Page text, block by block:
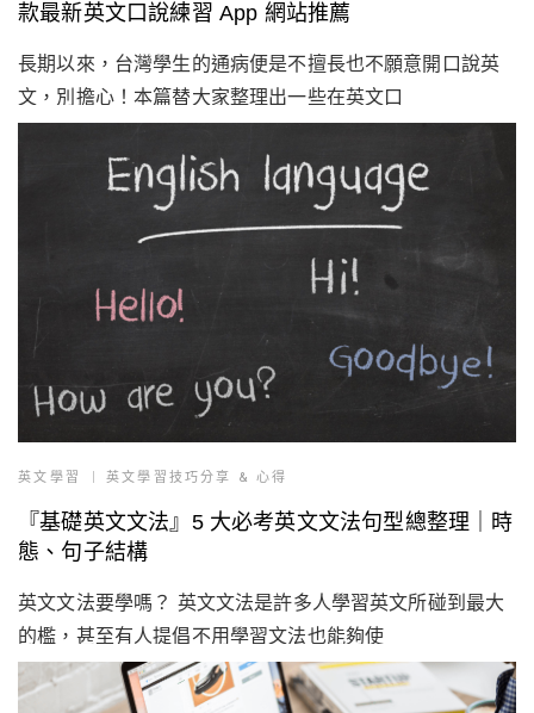
款最新英文口說練習 App 網站推薦
長期以來，台灣學生的通病便是不擅長也不願意開口說英
文，別擔心！本篇替大家整理出一些在英文口
英文學習 英文學習技巧分享 & 心得
『基礎英文文法』5 大必考英文文法句型總整理｜時
態、句子結構
英文文法要學嗎？ 英文文法是許多人學習英文所碰到最大
的檻，甚至有人提倡不用學習文法也能夠使